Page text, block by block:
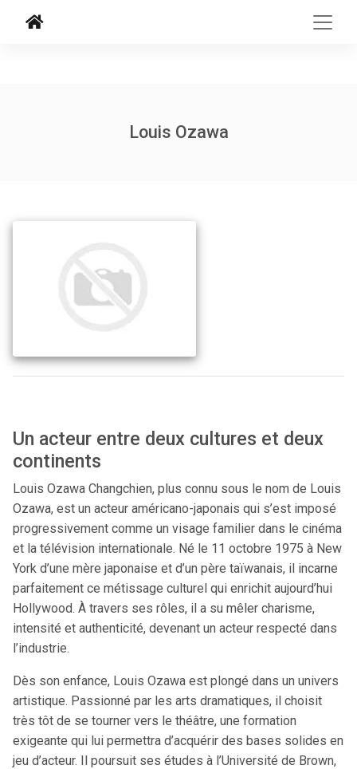
Louis Ozawa
Un acteur entre deux cultures et deux
continents
Louis Ozawa Changchien, plus connu sous le nom de Louis
Ozawa, est un acteur américano-japonais qui s’est imposé
progressivement comme un visage familier dans le cinéma
et la télévision internationale. Né le 11 octobre 1975 à New
York d’une mère japonaise et d’un père taïwanais, il incarne
parfaitement ce métissage culturel qui enrichit aujourd’hui
Hollywood. À travers ses rôles, il a su mêler charisme,
intensité et authenticité, devenant un acteur respecté dans
l’industrie.
Dès son enfance, Louis Ozawa est plongé dans un univers
artistique. Passionné par les arts dramatiques, il choisit
très tôt de se tourner vers le théâtre, une formation
exigeante qui lui permettra d’acquérir des bases solides en
jeu d’acteur. Il poursuit ses études à l’Université de Brown,